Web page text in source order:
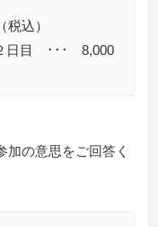
込）
日目 ･･･ 8,000
の意思をご回答く